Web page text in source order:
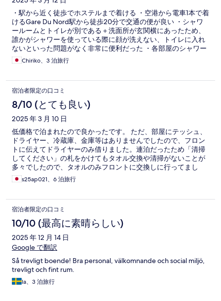
・駅から近く徒歩でホステルまで着ける ・空港から電車1本で着
けるGare Du Nord駅から徒歩20分で交通の便が良い ・シャワ
ールームとトイレが別である＋洗面所が玄関横にあったため、
誰かがシャワーを使っている際に顔が洗えない、トイレに入れ
ないといった問題がなく非常に便利だった ・各部屋のシャワー
ルーム以外にも別で各階にBathroom専用の部屋があったため、
部屋の皆に気を使わずシャワーや洗面台を使えるのがとても良
が、ドアを閉めればほぼ音は聞こえなかったため、とても静か
で騒音の心配は全くなかった ・各ベットに設置されたコンセン
トやライトも問題なく使えた ・スタッフが英語を話す＋感じが
良かった
Chiriko、3 泊旅行
宿泊者限定の口コミ
8/10 (とても良い)
2025 年 3 月 10 日
低価格で泊まれたので良かったです。 ただ、部屋にテッシュ、
ドライヤー、冷蔵庫、金庫等はありませんでしたので、フロン
トに伝えてドライヤーのみ借りました。連泊だったため「清掃
してください」の札をかけてもタオル交換や清掃がないことが
多々でしたので、タオルのみフロントに交換しに行ってまし
た。また、札をかけていなくても部屋の清掃をしてくれている
日もあったため、貴重品の管理は毎日した方が良さそうです。
s25ap021、6 泊旅行
宿泊者限定の口コミ
10/10 (最高に素晴らしい)
2025 年 12 月 14 日
Google で翻訳
Så trevligt boende! Bra personal, välkomnande och social miljö,
trevligt och fint rum.
Ia、3 泊旅行